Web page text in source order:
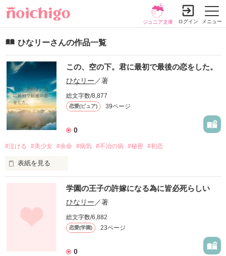
メニュー
ジュニア文庫 ログイン
ひなリーさんの作品一覧
この、空の下。君に最初で最後の恋をした。
ひなリー ／著
総文字数/8,877
恋愛(ピュア) 39ページ
0
#泣ける #美少女 #余命 #病気 #不治の病 #秘密 #初恋
表紙を見る
そんなの、初めから知っている。
命はいづれ、その灯火を消す。
でも、それと同時にこの世界のどこかで灯火が灯っていく…
学園の王子の許嫁になる為に皆必死らしい
ひなリー ／著
総文字数/6,882
恋愛(学園) 23ページ
0